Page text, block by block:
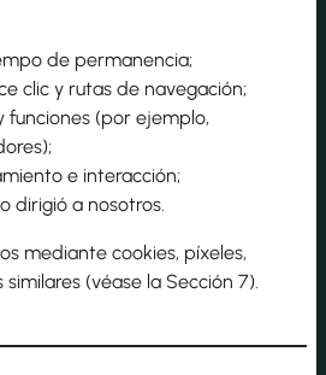
de permanencia;
clic y rutas de navegación;
funciones (por ejemplo,
e interacción;
dirigió a nosotros.
mediante cookies, píxeles,
(véase la Sección 7).